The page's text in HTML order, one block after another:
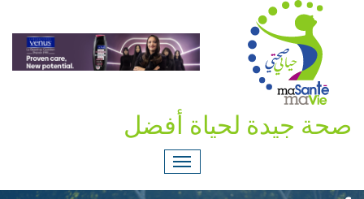
صحة جيدة لحياة أفضل